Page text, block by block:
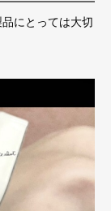
にとっては大切